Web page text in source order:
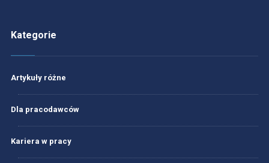
Kategorie
Artykuły różne
Dla pracodawców
Kariera w pracy